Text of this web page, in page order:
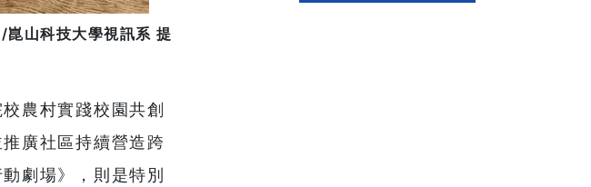
山科技大學視訊系 提
農村實踐校園共創
廣社區持續營造跨
劇場》，則是特別